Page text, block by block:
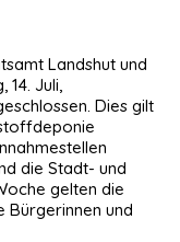
Landshut und
Juli,
Dies gilt
die Stadt- und
gelten die
Bürgerinnen und